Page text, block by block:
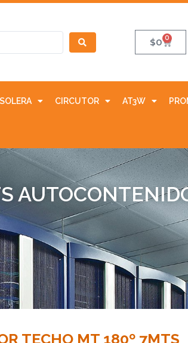
$0 0
SOLERA CIRCUTOR AT3W
TECHO MT 180º 7MTS